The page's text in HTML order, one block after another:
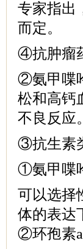
专家指出
而定。
④抗肿瘤
②氨甲喋
松和高钙
不良反应。
③抗生素
①氨甲喋
可以选择
体的表达
②环孢素a